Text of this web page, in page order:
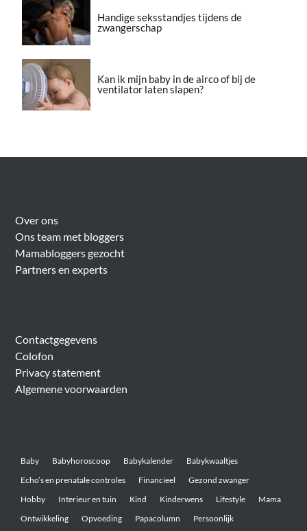
Handige seksstandjes tijdens de
zwangerschap
Kan ik mijn baby in de airco of bij de
ventilator laten slapen?
Over ons
Ons team met bloggers
Mamabloggers gezocht
Partners en experts
Contactgegevens
Colofon
Privacy statement
Algemene voorwaarden
Baby Babyhoroscoop Babykalender
Babykwaaltjes
Echo’s en prenatale controles
Financieel
Gezond zwanger
Hobby
Interieur en tuin Kind Kinderwens Lifestyle
Mama
Ontwikkeling
Opvoeding Papacolumn Persoonlijk